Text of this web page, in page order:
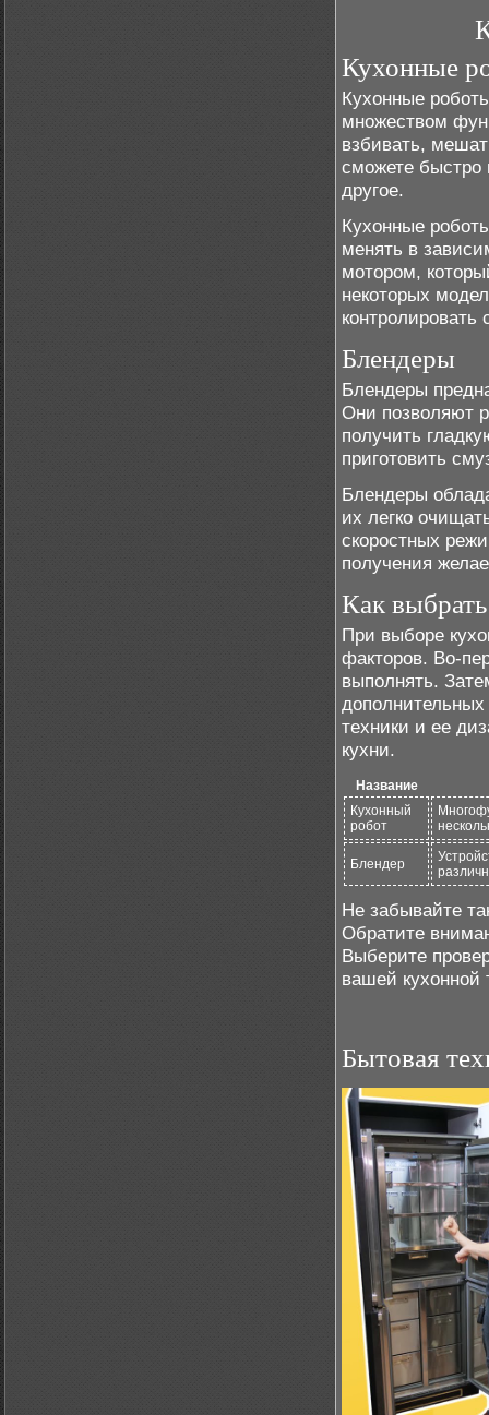
Кухонные
Кухонные
множеством
взбивать,
сможете быстро
другое.
Кухонные
менять в
мотором,
некоторых
контролировать
Блендеры
Блендеры
Они позволяют
получить
приготовить
Блендеры
их легко
скоростных
получения
Как
При выборе
факторов. Во-
выполнять.
техники и ее
кухни.
Название
Кухонный
робот
Блендер
Не забывайте
Обратите
Выберите
вашей кухонной
Бытовая